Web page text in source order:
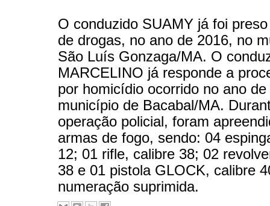
O conduzido SUAMY já foi
de drogas, no ano de 2016, no
São Luís Gonzaga/MA. O
MARCELINO já responde a
por homicídio ocorrido no ano
município de Bacabal/MA.
operação policial, foram
armas de fogo, sendo: 04
12; 01 rifle, calibre 38; 02
38 e 01 pistola GLOCK, calibre
numeração suprimida.